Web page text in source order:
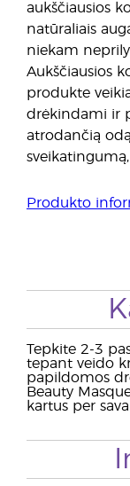
aukščiausios
natūraliais
niekam
Aukščiausios
produkte
drėkindami ir
atrodančią
Produkto
Tepkite 2-3
tepant veido
papildomos
Beauty
kartus per